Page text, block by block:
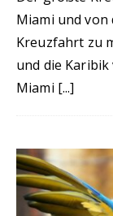
Miami und von
Kreuzfahrt zu
und die
Miami [...]